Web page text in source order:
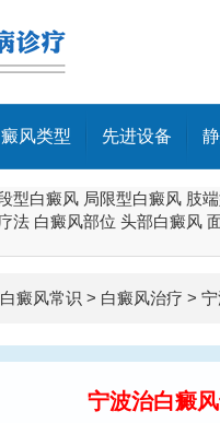
风类型 先进设备
型白癜风 局限型白癜风 肢
法 白癜风部位 头部白癜风
白癜风常识 > 白癜风治疗 >
宁波治白癜